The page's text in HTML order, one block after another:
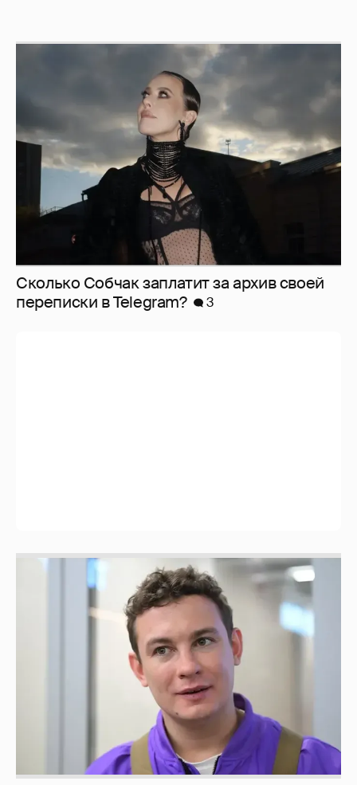
Сколько Собчак заплатит за архив своей
перeписки в Telegram?
3
Никита Кологривый высказался насчёт